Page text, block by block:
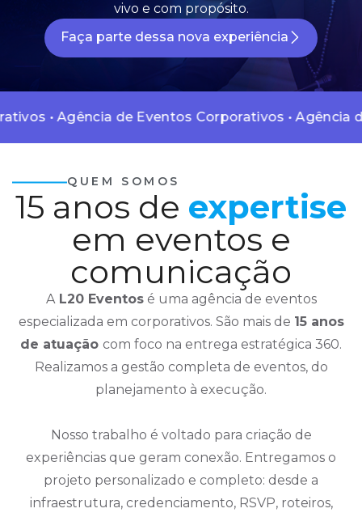
vivo e com propósito.
Faça parte dessa nova experiência
Agência de Eventos Corporativos • Agência de
QUEM SOMOS
15 anos de expertise
em eventos e
comunicação
AL20 Eventosé uma agência de eventos
especializada em corporativos. São mais de 15 anos
de atuação com foco na entrega estratégica 360.
Realizamos a gestão completa de eventos, do
planejamento à execução.
Nosso trabalho é voltado para criação de
experiências que geram conexão. Entregamos o
projeto personalizado e completo: desde a
infraestrutura, credenciamento, RSVP, roteiros,